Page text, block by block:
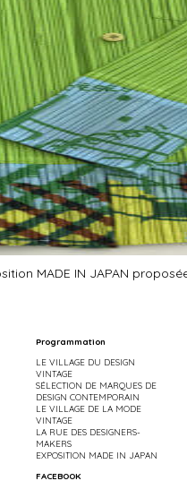
MADE IN JAPAN
Programmation
LE VILLAGE DU DESIGN
VINTAGE
SÉLECTION DE MARQUES DE
DESIGN CONTEMPORAIN
LE VILLAGE DE LA MODE
VINTAGE
LA RUE DES DESIGNERS-
MAKERS
EXPOSITION MADE IN JAPAN
FACEBOOK